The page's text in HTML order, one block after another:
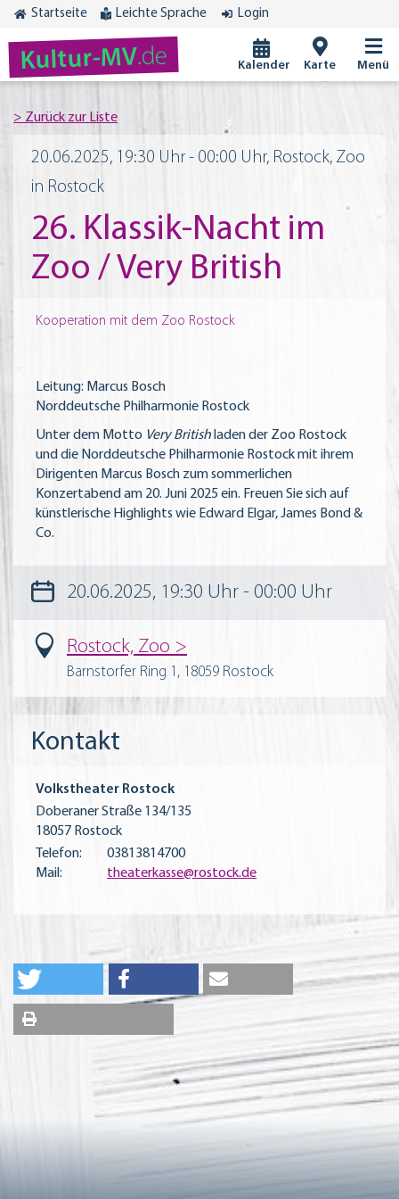
Startseite Leichte Sprache Login
Kultur-MV.de Kalender Karte Menü
20.06.2025, 19:30 Uhr - 00:00 Uhr, Rostock, Zoo
in Rostock
26. Klassik-Nacht im
Zoo / Very British
Kooperation mit dem Zoo Rostock
Leitung: Marcus Bosch
Norddeutsche Philharmonie Rostock
Unter dem Motto Very British laden der Zoo Rostock
und die Norddeutsche Philharmonie Rostock mit ihrem
Dirigenten Marcus Bosch zum sommerlichen
Konzertabend am 20. Juni 2025 ein. Freuen Sie sich auf
künstlerische Highlights wie Edward Elgar, James Bond &
Co.
20.06.2025, 19:30 Uhr - 00:00 Uhr
Rostock, Zoo
Barnstorfer Ring 1, 18059 Rostock
Kontakt
Volkstheater Rostock
Doberaner Straße 134/135
18057 Rostock
Telefon:
03813814700
Mail:
theaterkasse@rostock.de